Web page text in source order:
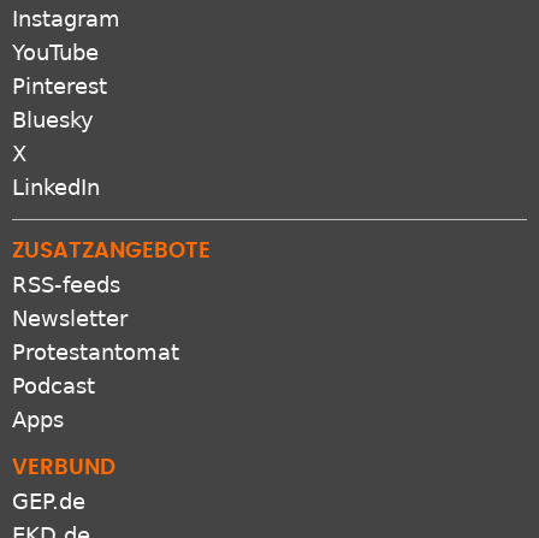
Instagram
YouTube
Pinterest
Bluesky
X
LinkedIn
ZUSATZANGEBOTE
RSS-feeds
Newsletter
Protestantomat
Podcast
Apps
VERBUND
GEP.de